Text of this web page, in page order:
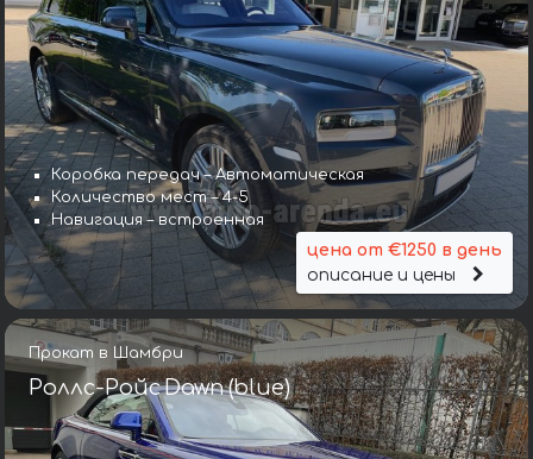
Коробка передач – Автоматическая
Количество мест – 4-5
Навигация – встроенная
цена от €1250 в день
описание и цены
Прокат в Шамбри
Роллс-Ройс Dawn (blue)